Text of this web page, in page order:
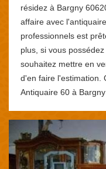
résidez à Bargny
affaire avec
professionnels est
plus, si vous
souhaitez mettre en
d'en faire l'estimation.
Antiquaire 60 à Bargny